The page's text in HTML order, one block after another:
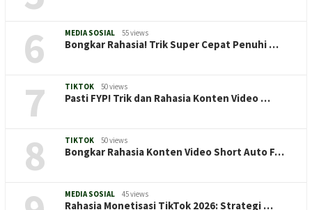
6 MEDIA SOSIAL 55 views
Bongkar Rahasia! Trik Super Cepat Penuhi …
7 TIKTOK 50 views
Pasti FYP! Trik dan Rahasia Konten Video …
8 TIKTOK 50 views
Bongkar Rahasia Konten Video Short Auto F…
MEDIA SOSIAL 45 views
Rahasia Monetisasi TikTok 2026: Strategi …